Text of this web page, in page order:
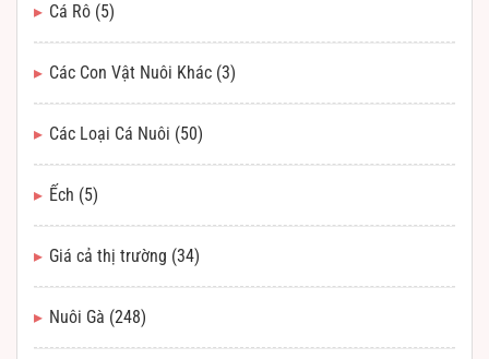
Cá Rô (5)
Các Con Vật Nuôi Khác (3)
Các Loại Cá Nuôi (50)
Ếch (5)
Giá cả thị trường (34)
Nuôi Gà (248)